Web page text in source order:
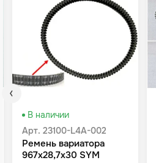
В наличии
Арт. 23100-L4A-002
Ремень вариатора
967x28,7x30 SYM